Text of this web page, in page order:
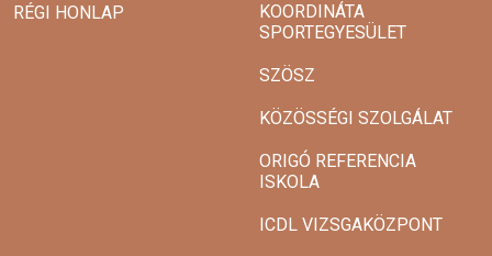
RÉGI HONLAP
KOORDINÁTA
SPORTEGYESÜLET
SZÖSZ
KÖZÖSSÉGI SZOLGÁLAT
ORIGÓ REFERENCIA
ISKOLA
ICDL VIZSGAKÖZPONT